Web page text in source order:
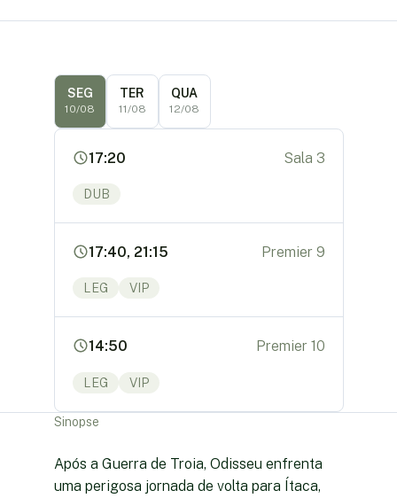
SEG
10/08
TER
11/08
QUA
12/08
17:20 Sala 3
DUB
17:40, 21:15 Premier 9
LEG VIP
14:50 Premier 10
LEG VIP
Sinopse
Após a Guerra de Troia, Odisseu enfrenta
uma perigosa jornada de volta para Ítaca,